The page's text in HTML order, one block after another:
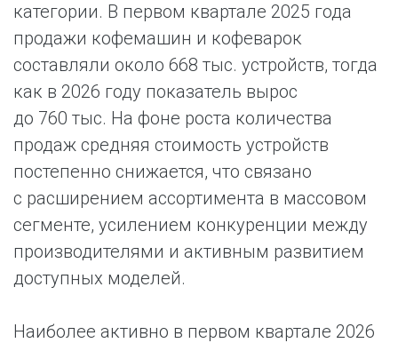
категории. В первом квартале 2025 года
продажи кофемашин и кофеварок
составляли около 668 тыс. устройств, тогда
как в 2026 году показатель вырос
до 760 тыс. На фоне роста количества
продаж средняя стоимость устройств
постепенно снижается, что связано
с расширением ассортимента в массовом
сегменте, усилением конкуренции между
производителями и активным развитием
доступных моделей.
Наиболее активно в первом квартале 2026